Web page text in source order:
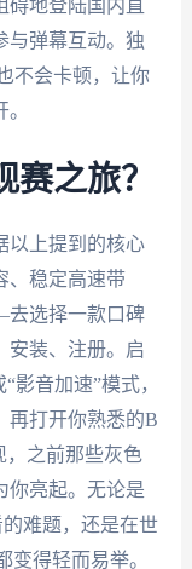
碍地登陆国内直
与弹幕互动。独
不会卡顿，让你
之旅？
以上提到的核心
稳定高速带
选择一款口碑
安装、注册。启
影音加速”模式，
再打开你熟悉的B
，之前那些灰色
你亮起。无论是
难题，还是在世
得轻而易举。